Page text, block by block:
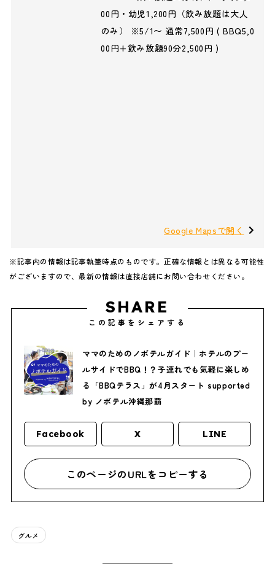
00円・幼児1,200円（飲み放題は大人
のみ） ※5/1〜 通常7,500円 ( BBQ5,0
00円+飲み放題90分2,500円 )
Google Mapsで開く
※記事内の情報は記事執筆時点のものです。正確な情報とは異なる可能性
がございますので、最新の情報は直接店舗にお問い合わせください。
SHARE
この記事をシェアする
ママのためのノボテルガイド｜ホテルのプー
ルサイドでBBQ！？子連れでも気軽に楽しめ
る「BBQテラス」が4月スタート supported
by ノボテル沖縄那覇
Facebook X LINE
このページのURLをコピーする
グルメ